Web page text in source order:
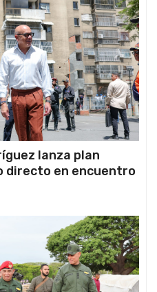
lanza plan
directo en encuentro